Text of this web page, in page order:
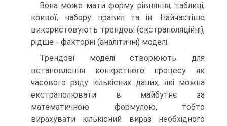
Вона може мати форму рівняння, таблиці,
кривої, набору правил та ін. Найчастіше
використовують трендові (екстраполяційні),
рідше - факторні (аналітичні) моделі.
Трендові моделі створюють для
встановлення конкретного процесу як
часового ряду кількісних даних, які можна
екстраполювати в майбутнє за
математичною формулою, тобто
вирахувати кількісний вираз необхідного